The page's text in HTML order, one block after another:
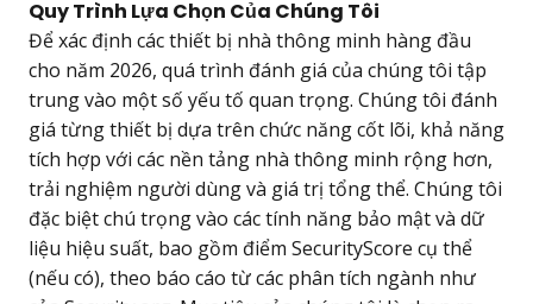
Quy Trình Lựa Chọn Của Chúng Tôi
Để xác định các thiết bị nhà thông minh hàng đầu
cho năm 2026, quá trình đánh giá của chúng tôi tập
trung vào một số yếu tố quan trọng. Chúng tôi đánh
giá từng thiết bị dựa trên chức năng cốt lõi, khả năng
tích hợp với các nền tảng nhà thông minh rộng hơn,
trải nghiệm người dùng và giá trị tổng thể. Chúng tôi
đặc biệt chú trọng vào các tính năng bảo mật và dữ
liệu hiệu suất, bao gồm điểm SecurityScore cụ thể
(nếu có), theo báo cáo từ các phân tích ngành như